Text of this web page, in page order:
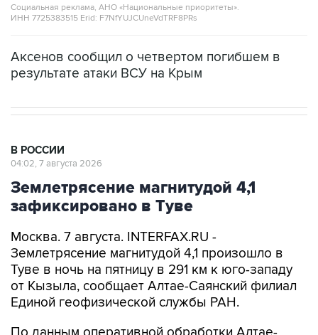
Социальная реклама, АНО «Национальные приоритеты».
ИНН 7725383515 Erid: F7NfYUJCUneVdTRF8PRs
Аксенов сообщил о четвертом погибшем в
результате атаки ВСУ на Крым
В РОССИИ
04:02, 7 августа 2026
Землетрясение магнитудой 4,1
зафиксировано в Туве
Москва. 7 августа. INTERFAX.RU -
Землетрясение магнитудой 4,1 произошло в
Туве в ночь на пятницу в 291 км к юго-западу
от Кызыла, сообщает Алтае-Саянский филиал
Единой геофизической службы РАН.